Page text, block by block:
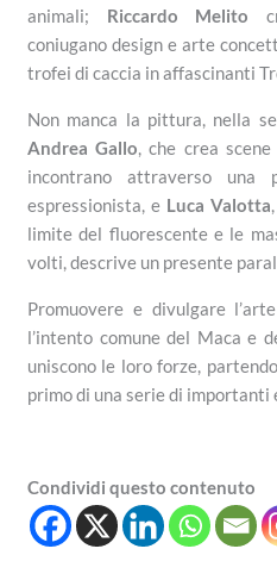
animali; Riccardo Melito
coniugano design e arte
trofei di caccia in affascinanti
Non manca la pittura, nella
Andrea Gallo, che crea
incontrano attraverso
espressionista, e Luca Valotta
limite del fluorescente e le
volti, descrive un presente
Promuovere e divulgare
l’intento comune del Maca e
uniscono le loro forze,
primo di una serie di importanti
Condividi questo contenuto